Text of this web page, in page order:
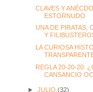
CLAVES Y
ESTORNUDO
UNA DE PIRATAS,
Y
LA CURIOSA
REGLA 20-20-20:
CANSANCIO
► JULIO (32)